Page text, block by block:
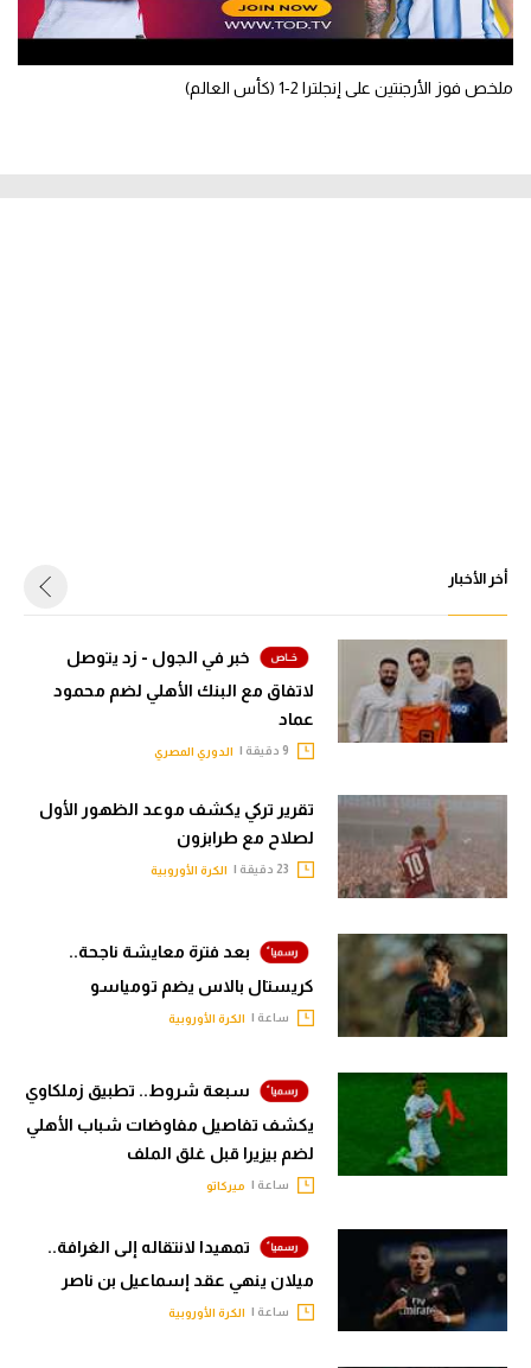
ملخص فوز الأرجنتين على إنجلترا 2-1 (كأس العالم)
أخر الأخبار
خبر في الجول - زد يتوصل
لاتفاق مع البنك الأهلي لضم محمود
عماد
الدوري المصري
تقرير تركي يكشف موعد الظهور الأول
لصلاح مع طرابزون
الكرة الأوروبية
بعد فترة معايشة ناجحة..
كريستال بالاس يضم تومياسو
ساعة | الكرة الأوروبية
سبعة شروط.. تطبيق زملكاوي
يكشف تفاصيل مفاوضات شباب الأهلي
لضم بيزيرا قبل غلق الملف
ساعة | ميركاتو
تمهيدا لانتقاله إلى الغرافة..
ميلان ينهي عقد إسماعيل بن ناصر
ساعة | الكرة الأوروبية